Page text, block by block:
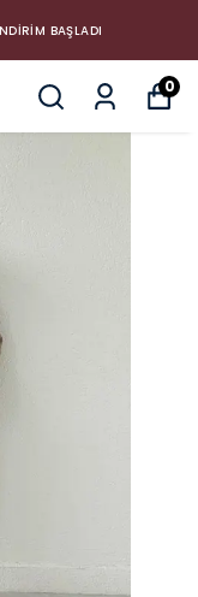
BAŞLADI
0